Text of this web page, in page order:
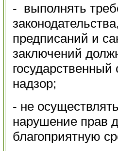
- выполнять
предписаний и
заключений
надзор;
- не
нарушение прав
благоприятную